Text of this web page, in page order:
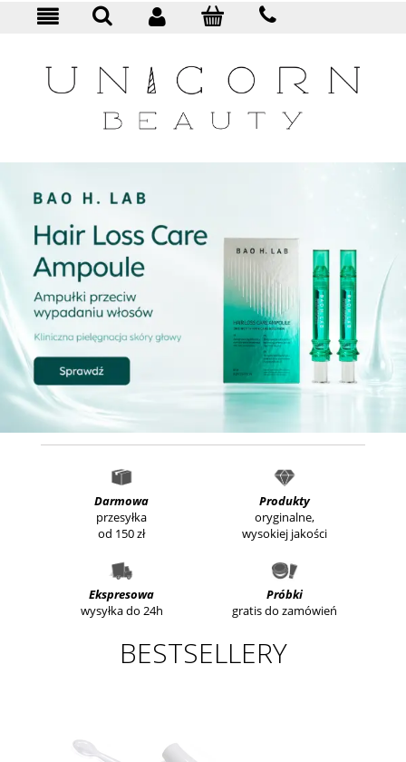
Darmowa
przesyłka
od 150 zł
Produkty
oryginalne,
wysokiej jakości
Ekspresowa
wysyłka do 24h
Próbki
gratis do zamówień
BESTSELLERY